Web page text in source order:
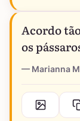
Acordo
os
Marianna